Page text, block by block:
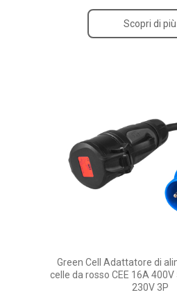
Scopri di più
Green Cell Adattatore di
celle da rosso CEE 16A 400V
230V 3P